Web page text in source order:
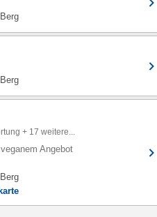
+ 17 weitere...
Angebot